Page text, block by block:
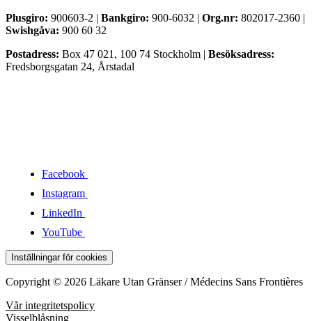
Plusgiro: 900603-2 | Bankgiro: 900-6032 | Org.nr: 802017-2360 |
Swishgåva: 900 60 32
Postadress: Box 47 021, 100 74 Stockholm | Besöksadress:
Fredsborgsgatan 24, Årstadal
Facebook
Instagram
LinkedIn
YouTube
Inställningar för cookies
Copyright © 2026 Läkare Utan Gränser / Médecins Sans Frontières
Vår integritetspolicy
Visselblåsning